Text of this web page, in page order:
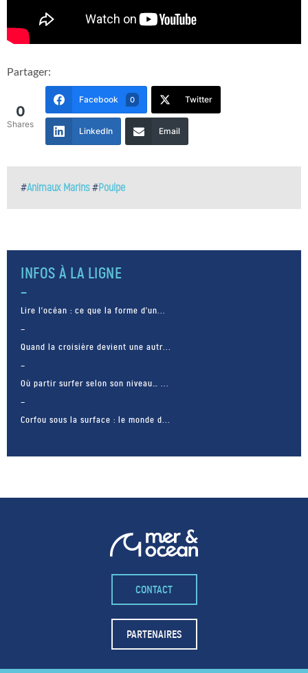
Partager:
0
Shares
Facebook 0 Twitter
LinkedIn Email
#Animaux Marins#Poulpe
INFOS À LA LIGNE
Lire l’océan : ce que la forme d’un...
Quand la croisière devient une autr...
Où partir surfer selon son niveau… ...
Corfou sous la surface : le monde d...
– FACEBOOK –
POUR LIKER
TA MER
CONTACT
PARTENAIRES